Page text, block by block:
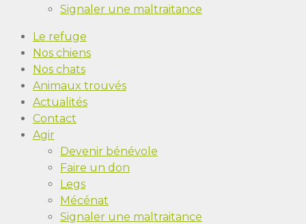
Signaler une maltraitance
Le refuge
Nos chiens
Nos chats
Animaux trouvés
Actualités
Contact
Agir
Devenir bénévole
Faire un don
Legs
Mécénat
Signaler une maltraitance